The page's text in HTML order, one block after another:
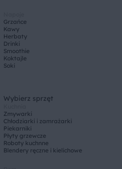
Grzańce
Kawy
Herbaty
Drinki
Smoothie
Koktajle
Soki
Wybierz sprzęt
Zmywarki
Chłodziarki i zamrażarki
Piekarniki
Płyty grzewcze
Roboty kuchnne
Blendery ręczne i kielichowe